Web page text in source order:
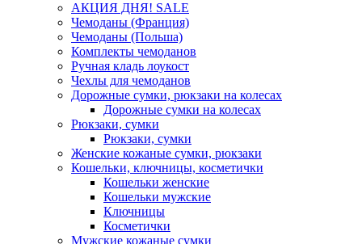
АКЦИЯ ДНЯ! SALE
Чемоданы (Франция)
Чемоданы (Польша)
Комплекты чемоданов
Ручная кладь лоукост
Чехлы для чемоданов
Дорожные сумки, рюкзаки на колесах
Дорожные сумки на колесах
Рюкзаки, сумки
Рюкзаки, сумки
Женские кожаные сумки, рюкзаки
Кошельки, ключницы, косметички
Кошельки женские
Кошельки мужские
Ключницы
Косметички
Мужские кожаные сумки